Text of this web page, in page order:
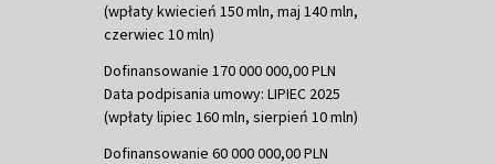
(wpłaty kwiecień 150 mln, maj 140 mln,
czerwiec 10 mln)
Dofinansowanie 170 000 000,00 PLN
Data podpisania umowy: LIPIEC 2025
(wpłaty lipiec 160 mln, sierpień 10 mln)
Dofinansowanie 60 000 000,00 PLN